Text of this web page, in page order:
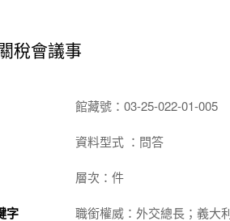
稅會議事
館藏號：03-25-022-01-005
資料型式 ：問答
層次：件
字 職銜權威：外交總長；義大